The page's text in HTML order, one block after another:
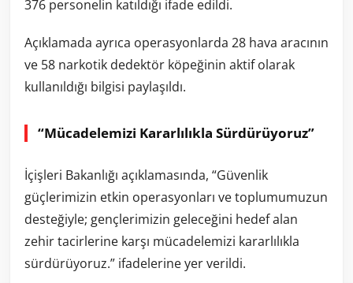
376 personelin katıldığı ifade edildi.
Açıklamada ayrıca operasyonlarda 28 hava aracının
ve 58 narkotik dedektör köpeğinin aktif olarak
kullanıldığı bilgisi paylaşıldı.
“Mücadelemizi Kararlılıkla Sürdürüyoruz”
İçişleri Bakanlığı açıklamasında, “Güvenlik
güçlerimizin etkin operasyonları ve toplumumuzun
desteğiyle; gençlerimizin geleceğini hedef alan
zehir tacirlerine karşı mücadelemizi kararlılıkla
sürdürüyoruz.” ifadelerine yer verildi.